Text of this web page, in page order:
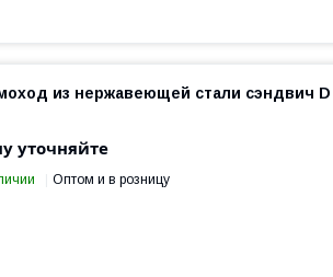
из нержавеющей стали сэндвич D
уточняйте
Оптом и в розницу